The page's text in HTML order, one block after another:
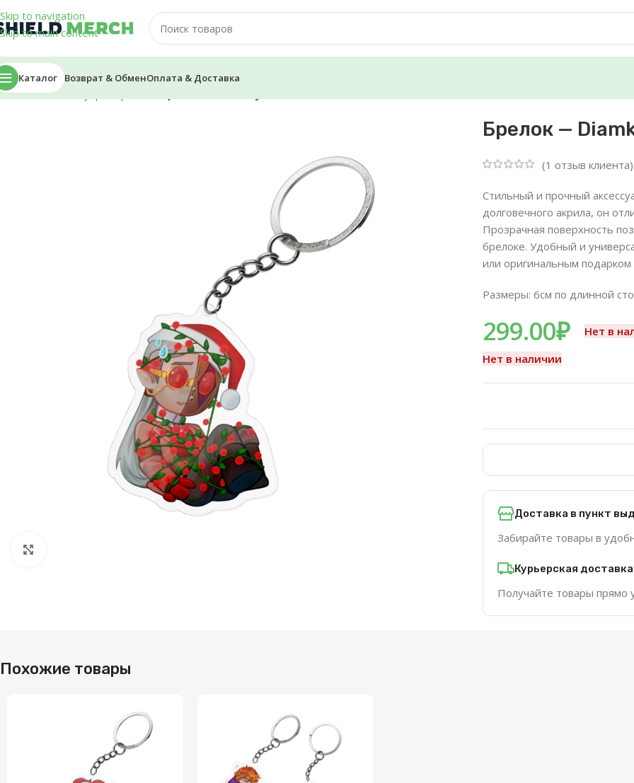
Skip to navigation
Skip to main content
Каталог Возврат & ОбменОплата & Доставка
Главная/Аксессуары
Брелок —
(1 отзыв клиента)
Стильный и прочный
долговечного акрила, он
Прозрачная поверхность
брелоке. Удобный и
или оригинальным подарком
Размеры: 6см по длинной
299.00₽
Нет в
Нет в наличии
Доставка в пункт
Забирайте товары в
Курьерская доставка
Получайте товары прямо
Похожие товары